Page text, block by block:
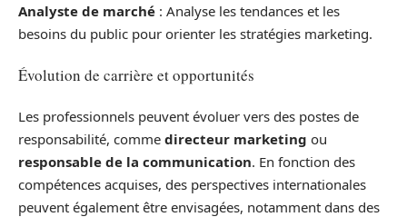
Analyste de marché : Analyse les tendances et les
besoins du public pour orienter les stratégies marketing.
Évolution de carrière et opportunités
Les professionnels peuvent évoluer vers des postes de
responsabilité, comme directeur marketing ou
responsable de la communication. En fonction des
compétences acquises, des perspectives internationales
peuvent également être envisagées, notamment dans des